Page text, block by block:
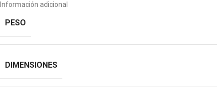
Información adicional
PESO
DIMENSIONES